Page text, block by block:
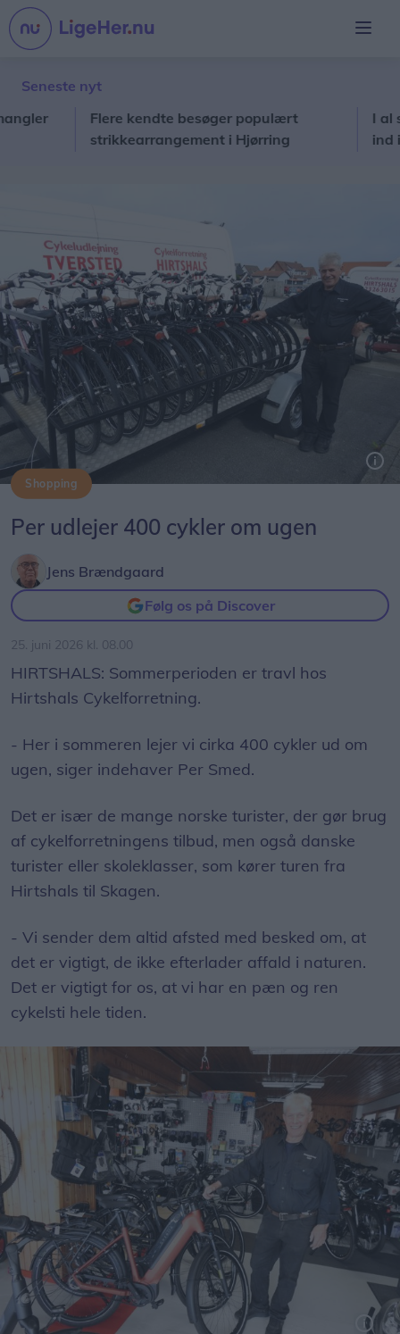
Seneste nyt
Flere kendte besøger populært
strikkearrangement i Hjørring
I al
ind i
Shopping
Per udlejer 400 cykler om ugen
Jens Brændgaard
Følg os på Discover
25. juni 2026 kl. 08.00
HIRTSHALS: Sommerperioden er travl hos
Hirtshals Cykelforretning.
- Her i sommeren lejer vi cirka 400 cykler ud om
ugen, siger indehaver Per Smed.
Det er især de mange norske turister, der gør brug
af cykelforretningens tilbud, men også danske
turister eller skoleklasser, som kører turen fra
Hirtshals til Skagen.
- Vi sender dem altid afsted med besked om, at
det er vigtigt, de ikke efterlader affald i naturen.
Det er vigtigt for os, at vi har en pæn og ren
cykelsti hele tiden.